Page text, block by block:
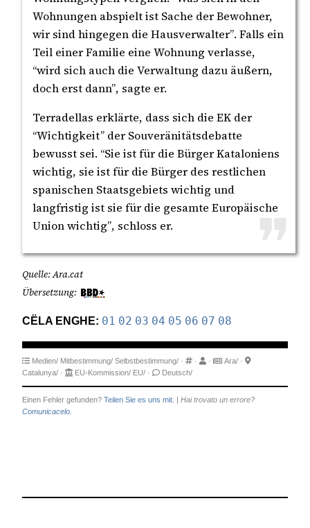
Wohnungen abspielt ist Sache der Bewohner,
wir sind hingegen die Hausverwalter”. Falls ein
Teil einer Familie eine Wohnung verlasse,
“wird sich auch die Verwaltung dazu äußern,
doch erst dann”, sagte er.
Terradellas erklärte, dass sich die EK der
“Wichtigkeit” der Souveränitätsdebatte
bewusst sei. “Sie ist für die Bürger Kataloniens
wichtig, sie ist für die Bürger des restlichen
spanischen Staatsgebiets wichtig und
langfristig ist sie für die gesamte Europäische
Union wichtig”, schloss er.
Quelle: Ara.cat
Übersetzung:
CËLA ENGHE: 01 02 03 04 05 06 07 08
Medien/ Mitbestimmung/ Selbstbestimmung/ · · · Ara/ ·
Catalunya/ · EU-Kommission/ EU/ · Deutsch/
Einen Fehler gefunden? Teilen Sie es uns mit.
Hai trovato un errore?
Comunicacelo.